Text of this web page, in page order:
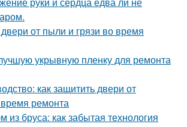
от пыли и грязи во время
укрывную пленку для ремонта
как защитить двери от
ремонта
бруса: как забытая технология